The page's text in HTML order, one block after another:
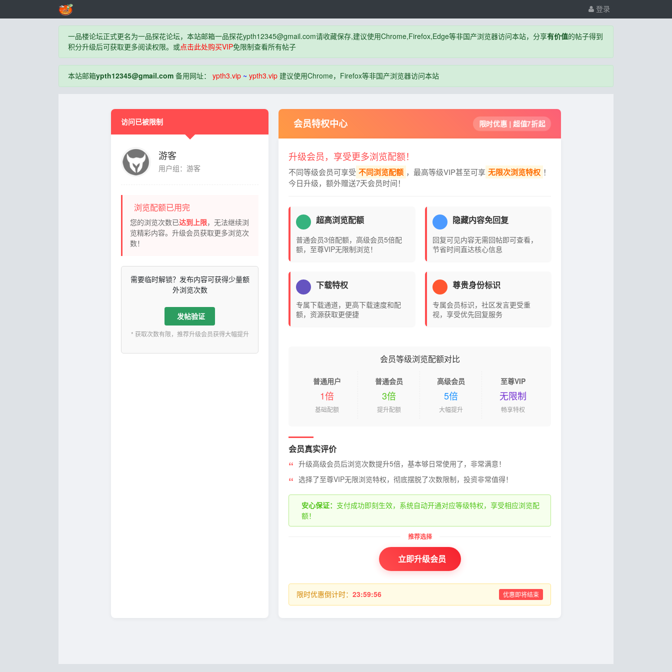
登录
一品楼论坛正式更名为一品探花论坛，本站邮箱一品探花ypth12345@gmail.com请收藏保存,建议使用Chrome,Firefox,Edge等非国产浏览器访问本站，分享有价值的帖子得到
积分升级后可获取更多阅读权限。或点击此处购买VIP免限制查看所有帖子
本站邮箱ypth12345@gmail.com备用网址： ypth3.vip~ ypth3.vip建议使用Chrome，Firefox等非国产浏览器访问本站
访问已被限制
游客
用户组：游客
浏览配额已用完
您的浏览次数已达到上限，无法继续浏
览精彩内容。升级会员获取更多浏览次
数！
需要临时解锁？发布内容可获得少量额
外浏览次数
发帖验证
* 获取次数有限，推荐升级会员获得大幅提升
会员特权中心 限时优惠 | 超值7折起
升级会员，享受更多浏览配额！
不同等级会员可享受 不同浏览配额 ，最高等级VIP甚至可享 无限次浏览特权 ！
今日升级，额外赠送7天会员时间！
超高浏览配额
普通会员3倍配额，高级会员5倍配
额，至尊VIP无限制浏览！
隐藏内容免回复
回复可见内容无需回帖即可查看，
节省时间直达核心信息
下载特权
专属下载通道，更高下载速度和配
额，资源获取更便捷
尊贵身份标识
专属会员标识，社区发言更受重
视，享受优先回复服务
会员等级浏览配额对比
普通用户
1倍
基础配额
普通会员
3倍
提升配额
高级会员
5倍
大幅提升
至尊VIP
无限制
畅享特权
会员真实评价
升级高级会员后浏览次数提升5倍，基本够日常使用了，非常满意！
选择了至尊VIP无限浏览特权，彻底摆脱了次数限制，投资非常值得！
安心保证： 支付成功即刻生效，系统自动开通对应等级特权，享受相应浏览配
额！
立即升级会员
限时优惠倒计时： 23:59:56 优惠即将结束